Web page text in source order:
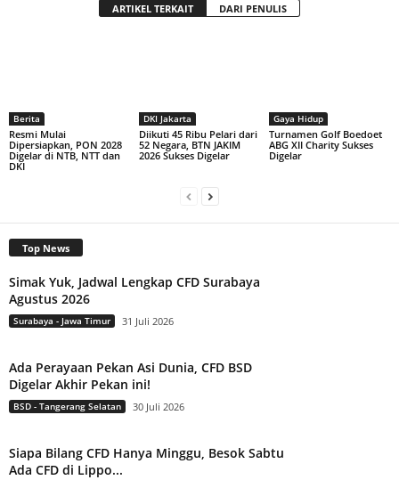
ARTIKEL TERKAIT DARI PENULIS
Berita
Resmi Mulai
Dipersiapkan, PON 2028
Digelar di NTB, NTT dan
DKI
DKI Jakarta
Diikuti 45 Ribu Pelari dari
52 Negara, BTN JAKIM
2026 Sukses Digelar
Gaya Hidup
Turnamen Golf Boedoet
ABG XII Charity Sukses
Digelar
Top News
Simak Yuk, Jadwal Lengkap CFD Surabaya
Agustus 2026
Surabaya - Jawa Timur 31 Juli 2026
Ada Perayaan Pekan Asi Dunia, CFD BSD
Digelar Akhir Pekan ini!
BSD - Tangerang Selatan 30 Juli 2026
Siapa Bilang CFD Hanya Minggu, Besok Sabtu
Ada CFD di Lippo...